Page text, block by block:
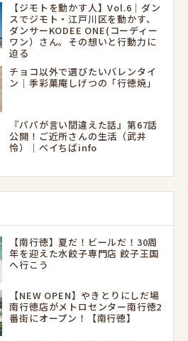
【ジモトを動かす人】Vol.6｜ダン
スでジモト・江戸川区を動かす、
ダンサーKODEE ONE(コーディー
ワン）さん。その想いと行動力に
迫る
チョコ以外で選びたいバレンタイ
ン｜季彩菓庵しげつの「行徳焼」
『パパが言い間違えた話』第67話
公開！ご近所さんの生活（武井
怜）｜ベイちばinfo
【南行徳】夏だ！ビールだ！30周
年を迎えた水餃子専門店 餃子王国
へ行こう
【NEW OPEN】やきとりにしだ場
南行徳店がメトロセンター南行徳2
番街にオープン！【南行徳】